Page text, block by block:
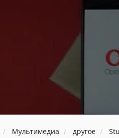
Мультимедиа другое